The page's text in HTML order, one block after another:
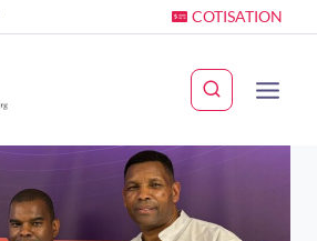
COTISATION